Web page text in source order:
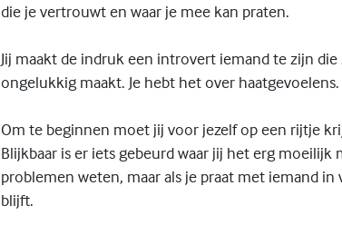
die je vertrouwt en waar je mee kan praten.
Jij maakt de indruk een introvert iemand te zijn
ongelukkig maakt. Je hebt het over
Om te beginnen moet jij voor jezelf op een rijtje
Blijkbaar is er iets gebeurd waar jij het erg
problemen weten, maar als je praat met iemand
blijft.